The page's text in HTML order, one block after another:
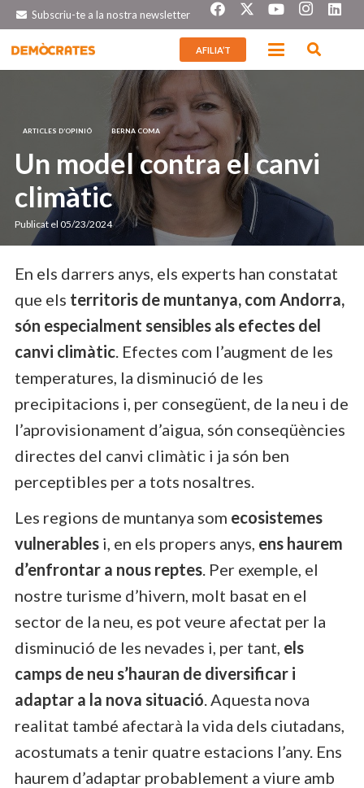
Subscriu-te a la nostra newsletter
AFILIA’T
ARTICLES D’OPINIÓ BERNA COMA
Un model contra el canvi
climàtic
Publicat el 05/23/2024
En els darrers anys, els experts han constatat
que els territoris de muntanya, com Andorra,
són especialment sensibles als efectes del
canvi climàtic. Efectes com l’augment de les
temperatures, la disminució de les
precipitacions i, per consegüent, de la neu i de
l’aprovisionament d’aigua, són conseqüències
directes del canvi climàtic i ja són ben
perceptibles per a tots nosaltres.
Les regions de muntanya som ecosistemes
vulnerables i, en els propers anys, ens haurem
d’enfrontar a nous reptes. Per exemple, el
nostre turisme d’hivern, molt basat en el
sector de la neu, es pot veure afectat per la
disminució de les nevades i, per tant, els
camps de neu s’hauran de diversificar i
adaptar a la nova situació. Aquesta nova
realitat també afectarà la vida dels ciutadans,
acostumats a tenir quatre estacions l’any. Ens
haurem d’adaptar probablement a viure amb